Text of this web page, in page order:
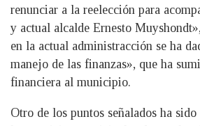
renunciar a la reelección para
y actual alcalde Ernesto
en la actual administracción se ha
manejo de las finanzas», que ha
financiera al municipio.
Otro de los puntos señalados ha